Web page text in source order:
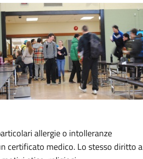
allergie o intolleranze
certificato medico. Lo stesso diritto a